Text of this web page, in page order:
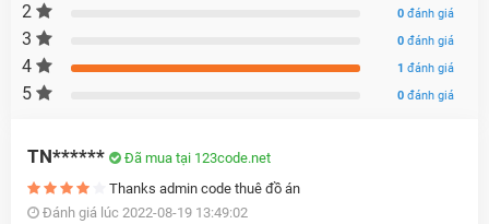
2 0đánh giá
3 0đánh giá
4 1 đánh giá
5 0đánh giá
TN******
Đã mua tại 123code.net
Thanks admin code thuê đồ án
Đánh giá lúc 2022-08-19 13:49:02